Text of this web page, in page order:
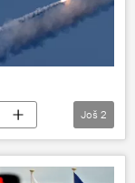
Još 2